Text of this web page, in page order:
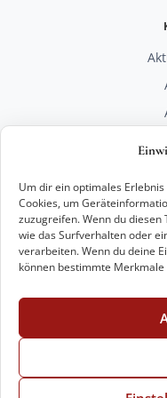
Um dir ein optimales
Cookies, um
zuzugreifen. Wenn du
wie das Surfverhalten oder
verarbeiten. Wenn du deine
können bestimmte